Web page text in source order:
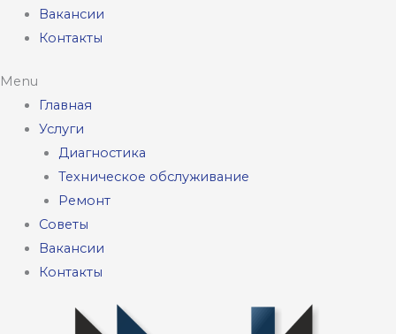
Вакансии
Контакты
Menu
Главная
Услуги
Диагностика
Техническое обслуживание
Ремонт
Советы
Вакансии
Контакты